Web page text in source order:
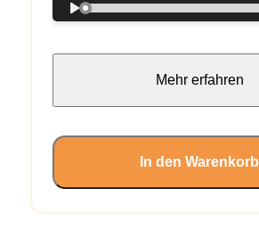
Mehr erfahren
In den Warenkorb